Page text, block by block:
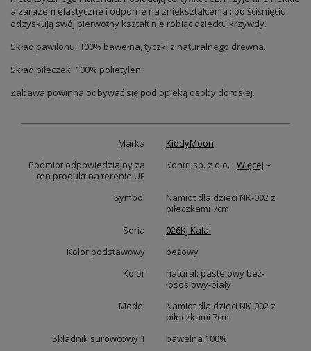
a zarazem elastyczne i odporne na zniekształcenia : po ściśnięciu
odzyskują swój pierwotny kształt nie robiąc dziecku krzywdy.
Skład pawilonu: 100% bawełna, tyczki z naturalnego drewna.
Skład piłeczek: 100% polietylen.
Zabawa powinna odbywać się pod opieką osoby dorosłej.
Marka
KiddyMoon
Podmiot odpowiedzialny za
ten produkt na terenie UE
Kontri sp. z o.o. Więcej
Symbol
Namiot dla dzieci NK-002 z
piłeczkami 7cm
Seria
026KJ Kalai
Kolor podstawowy
beżowy
Kolor
natural: pastelowy beż-
łososiowy-biały
Model
Namiot dla dzieci NK-002 z
piłeczkami 7cm
Składnik surowcowy 1
bawełna 100%